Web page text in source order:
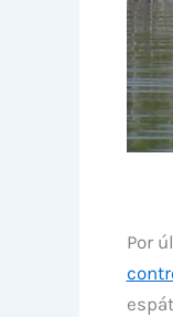
Por